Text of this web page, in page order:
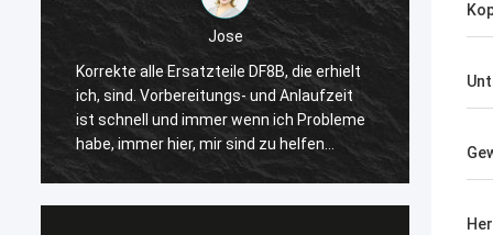
Jose
Korrekte alle Ersatzteile DF8B, die erhielt
ich, sind. Vorbereitungs- und Anlaufzeit
ist schnell und immer wenn ich Probleme
habe, immer hier, mir sind zu helfen
sonnig. Dank ihre Menge und vorwärts
Der